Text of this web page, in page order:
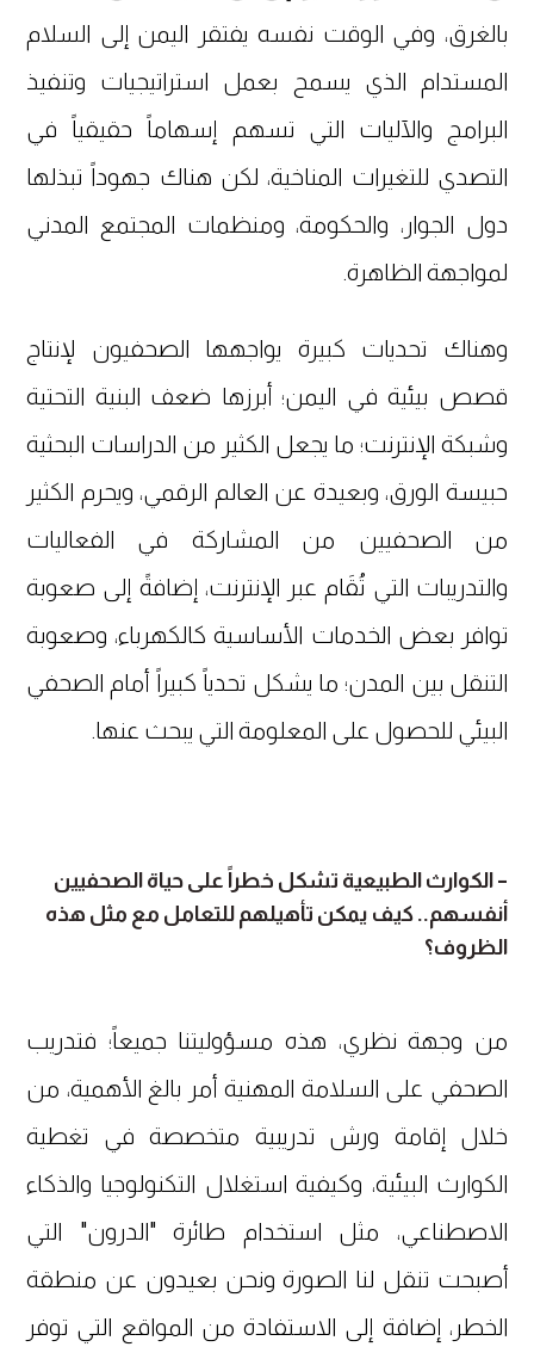
بالغرق، وفي الوقت نفسه يفتقر اليمن إلى السلام
المستدام الذي يسمح بعمل استراتيجيات وتنفيذ
البرامج والآليات التي تسهم إسهاماً حقيقياً في
التصدي للتغيرات المناخية، لكن هناك جهوداً تبذلها
دول الجوار، والحكومة، ومنظمات المجتمع المدني
لمواجهة الظاهرة.
وهناك تحديات كبيرة يواجهها الصحفيون لإنتاج
قصص بيئية في اليمن؛ أبرزها ضعف البنية التحتية
وشبكة الإنترنت؛ ما يجعل الكثير من الدراسات البحثية
حبيسة الورق، وبعيدة عن العالم الرقمي، ويحرم الكثير
من الصحفيين من المشاركة في الفعاليات
والتدريبات التي تُقَام عبر الإنترنت، إضافةً إلى صعوبة
توافر بعض الخدمات الأساسية كالكهرباء، وصعوبة
التنقل بين المدن؛ ما يشكل تحدياً كبيراً أمام الصحفي
البيئي للحصول على المعلومة التي يبحث عنها.
– الكوارث الطبيعية تشكل خطراً على حياة الصحفيين
أنفسهم.. كيف يمكن تأهيلهم للتعامل مع مثل هذه
الظروف؟
من وجهة نظري، هذه مسؤوليتنا جميعاً؛ فتدريب
الصحفي على السلامة المهنية أمر بالغ الأهمية، من
خلال إقامة ورش تدريبية متخصصة في تغطية
الكوارث البيئية، وكيفية استغلال التكنولوجيا والذكاء
الاصطناعي، مثل استخدام طائرة "الدرون" التي
أصبحت تنقل لنا الصورة ونحن بعيدون عن منطقة
الخطر، إضافة إلى الاستفادة من المواقع التي توفر